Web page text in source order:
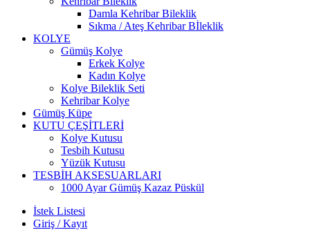
Damla Kehribar Bileklik
Sıkma / Ateş Kehribar Bİleklik
KOLYE
Gümüş Kolye
Erkek Kolye
Kadın Kolye
Kolye Bileklik Seti
Kehribar Kolye
Gümüş Küpe
KUTU ÇEŞİTLERİ
Kolye Kutusu
Tesbih Kutusu
Yüzük Kutusu
TESBİH AKSESUARLARI
1000 Ayar Gümüş Kazaz Püskül
İstek Listesi
Giriş / Kayıt